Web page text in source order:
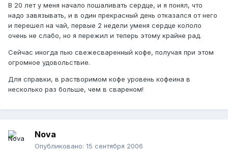
В 20 лет у меня начало пошаливать сердце, и я понял, что
надо завязывать, и в один прекрасный день отказался от него
и перешел на чай, первые 2 недели уменя сердце кололо
очень не слабо, но я пережил и теперь этому крайне рад.
Сейчас иногда пью свежесваренный кофе, получая при этом
огромное удовольствие.
Для справки, в растворимом кофе уровень кофеина в
несколько раз больше, чем в свареном!
Nova
Опубликовано: 15 сентября 2006